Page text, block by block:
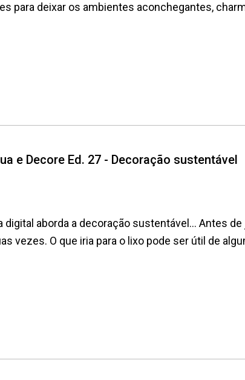
para deixar os ambientes aconchegantes,
e Decore Ed. 27 - Decoração sustentável
digital aborda a decoração sustentável... Antes de
vezes. O que iria para o lixo pode ser útil de